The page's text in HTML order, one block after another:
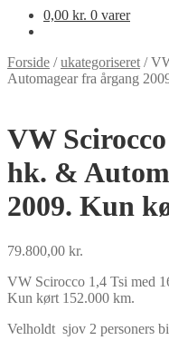
0,00 kr. 0 varer
Forside /ukategoriseret /
Automagear fra årgang
VW
hk. &
2009. Kun
79.800,00 kr.
VW Scirocco 1,4 Tsi med
Kun kørt 152.000 km.
Velholdt sjov 2 personers